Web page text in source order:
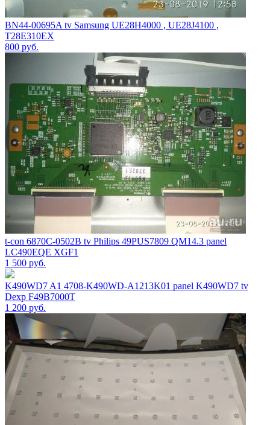
BN44-00695A tv Samsung UE28H4000 , UE28J4100 ,
T28E310EX
800 руб.
t-con 6870С-0502B tv Philips 49PUS7809 QM14.3 panel
LC490EQE XGF1
1 500 руб.
K490WD7 A1 4708-K490WD-A1213K01 panel K490WD7 tv
Dexp F49B7000T
1 200 руб.